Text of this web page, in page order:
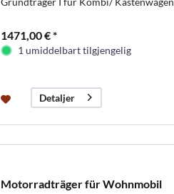
1471,00 € *
1 umiddelbart tilgjengelig
Detaljer
Motorradträger für Wohnmobil